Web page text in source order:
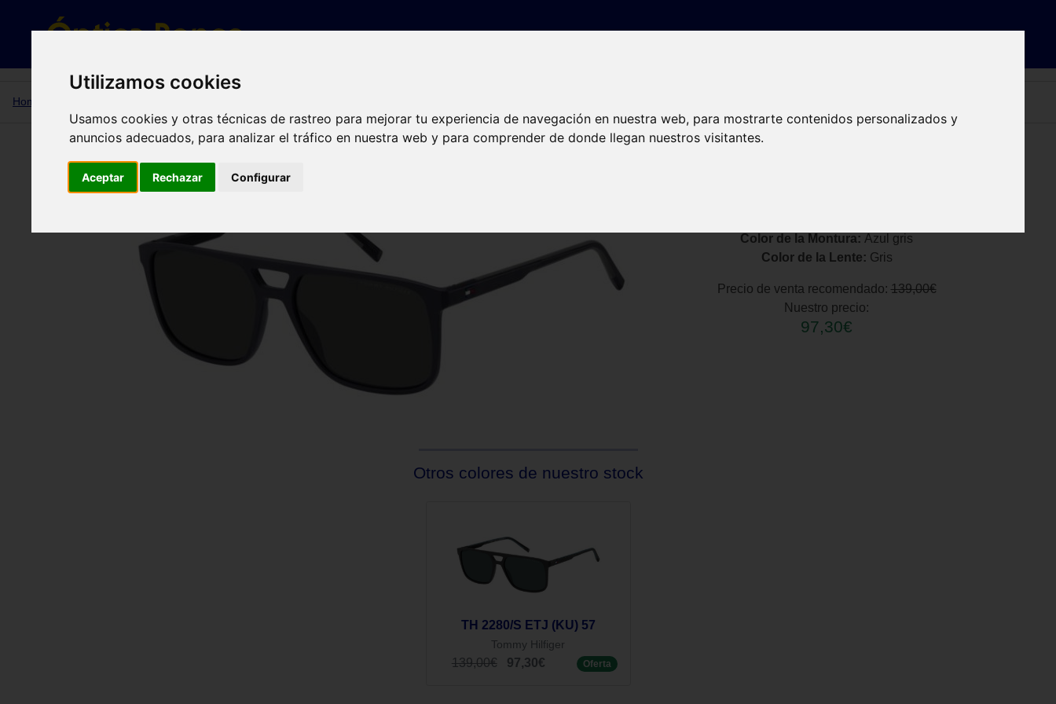
Utilizamos cookies
Usamos cookies y otras técnicas de rastreo para mejorar tu experiencia de navegación en nuestra web, para mostrarte contenidos personalizados y
anuncios adecuados, para analizar el tráfico en nuestra web y para comprender de donde llegan nuestros visitantes.
Aceptar Rechazar Configurar
Home
TH 2280/S XW0 (IR) 57
Color de la Montura: Azul gris
Color de la Lente: Gris
Precio de venta recomendado: 139,00€
Nuestro precio:
97,30€
Otros colores de nuestro stock
TH 2280/S ETJ (KU) 57
Tommy Hilfiger
139,00€ 97,30€ Oferta